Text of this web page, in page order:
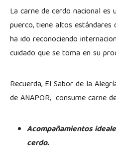
La carne de cerdo nacional
puerco, tiene altos estándares
ha ido reconociendo
cuidado que se toma en su
Recuerda, El Sabor de la
de ANAPOR, consume carne
Acompañamientos
cerdo.